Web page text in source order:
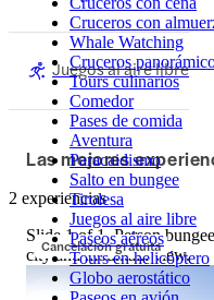
Cruceros con
Whale Watching
Cruceros
Tours culinarios
Comedor
Pases de comida
Aventura
Paracaidismo
Salto en bungee
Tirolesa
Juegos al aire libre
Paseos aéreos
Tours en helicóptero
Globo aerostático
Juegos al aire libre
Las mejores
2 experiencias
Cancelación gratuita
Slide 1 of 1, Person
city and mountain view.